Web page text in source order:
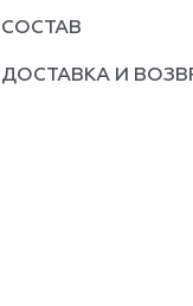
СОСТАВ
ДОСТАВКА И